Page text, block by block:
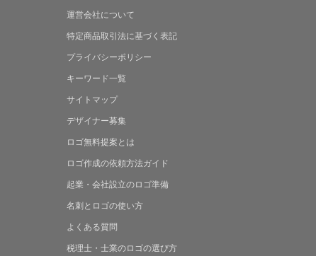
運営会社について
特定商品取引法に基づく表記
プライバシーポリシー
キーワード一覧
サイトマップ
デザイナー募集
ロゴ無料提案とは
ロゴ作成の依頼方法ガイド
起業・会社設立のロゴ準備
名刺とロゴの使い方
よくある質問
税理士・士業のロゴの選び方